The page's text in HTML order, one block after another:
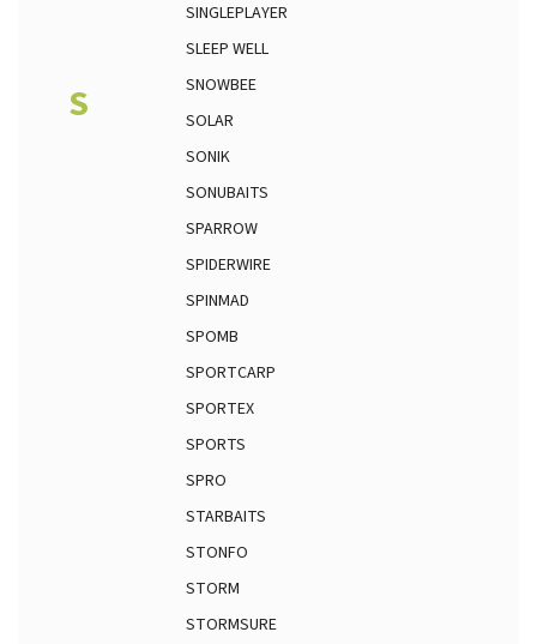
S
SINGLEPLAYER
SLEEP WELL
SNOWBEE
SOLAR
SONIK
SONUBAITS
SPARROW
SPIDERWIRE
SPINMAD
SPOMB
SPORTCARP
SPORTEX
SPORTS
SPRO
STARBAITS
STONFO
STORM
STORMSURE